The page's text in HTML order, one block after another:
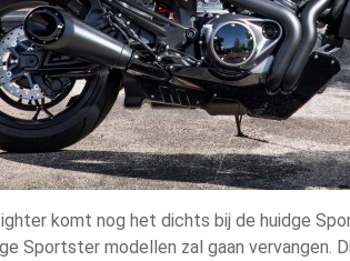
komt nog het dichts bij de huidge
Sportster modellen zal gaan vervangen.